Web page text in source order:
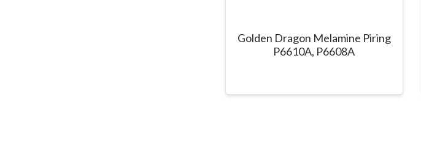
Golden Dragon Melamine Piring
P6610A, P6608A